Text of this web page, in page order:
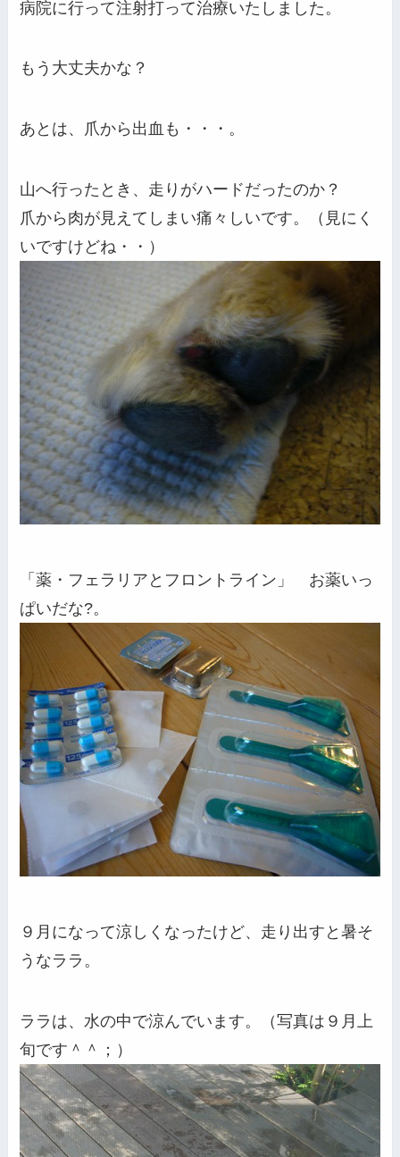
病院に行って注射打って治療いたしました。
もう大丈夫かな？
あとは、爪から出血も・・・。
山へ行ったとき、走りがハードだったのか？
爪から肉が見えてしまい痛々しいです。（見にく
いですけどね・・）
「薬・フェラリアとフロントライン」 お薬いっ
ぱいだな?。
９月になって涼しくなったけど、走り出すと暑そ
うなララ。
ララは、水の中で涼んでいます。（写真は９月上
旬です＾＾；）